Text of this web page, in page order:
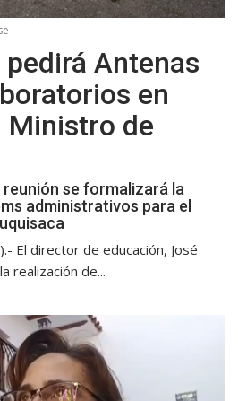
Antenas
en
Ministro de
se formalizará la
administrativos para el
El director de educación, José
realización de...